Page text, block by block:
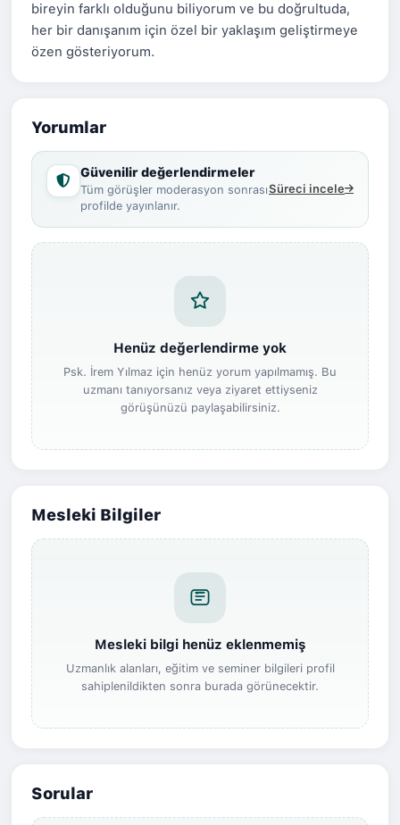
bireyin farklı olduğunu biliyorum ve bu doğrultuda,
her bir danışanım için özel bir yaklaşım geliştirmeye
özen gösteriyorum.
Yorumlar
Güvenilir değerlendirmeler
Tüm görüşler moderasyon sonrası
profilde yayınlanır.
Süreci incele
Henüz değerlendirme yok
Psk. İrem Yılmaz için henüz yorum yapılmamış. Bu
uzmanı tanıyorsanız veya ziyaret ettiyseniz
görüşünüzü paylaşabilirsiniz.
Mesleki Bilgiler
Mesleki bilgi henüz eklenmemiş
Uzmanlık alanları, eğitim ve seminer bilgileri profil
sahiplenildikten sonra burada görünecektir.
Sorular